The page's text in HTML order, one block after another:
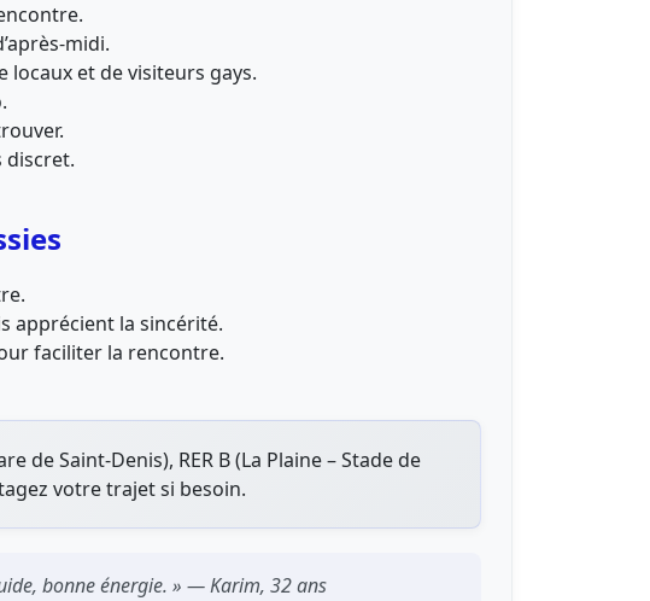
midi.
et de visiteurs gays.
discret.
apprécient la sincérité.
faciliter la rencontre.
de Saint-Denis), RER B (La Plaine – Stade de
votre trajet si besoin.
bonne énergie. » — Karim, 32 ans